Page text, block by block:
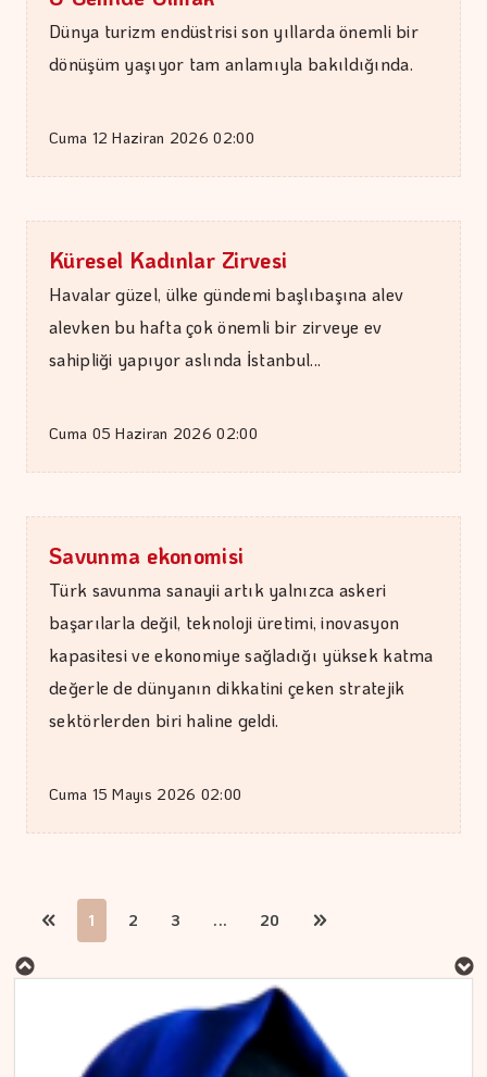
Dünya turizm endüstrisi son yıllarda önemli bir
dönüşüm yaşıyor tam anlamıyla bakıldığında.
Cuma 12 Haziran 2026 02:00
Küresel Kadınlar Zirvesi
Havalar güzel, ülke gündemi başlıbaşına alev
alevken bu hafta çok önemli bir zirveye ev
sahipliği yapıyor aslında İstanbul...
Cuma 05 Haziran 2026 02:00
Savunma ekonomisi
Türk savunma sanayii artık yalnızca askeri
başarılarla değil, teknoloji üretimi, inovasyon
kapasitesi ve ekonomiye sağladığı yüksek katma
değerle de dünyanın dikkatini çeken stratejik
sektörlerden biri haline geldi.
Cuma 15 Mayıs 2026 02:00
1 2 3 ... 20
Kitap kafenin rafları arasında…
Aç kalan sadece mideniz…